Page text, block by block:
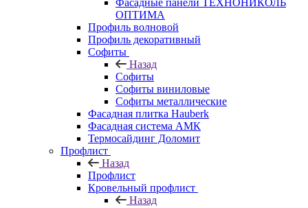
Фасадные панели ТЕХНОНИКОЛЬ
ОПТИМА
Профиль волновой
Профиль декоративный
Софиты
Назад
Софиты
Софиты виниловые
Софиты металлические
Фасадная плитка Hauberk
Фасадная система АМК
Термосайдинг Доломит
Профлист
Назад
Профлист
Кровельный профлист
Назад